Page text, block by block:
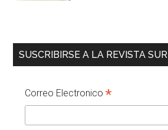
SUSCRIBIRSE A LA REVISTA SUR
Correo Electronico*